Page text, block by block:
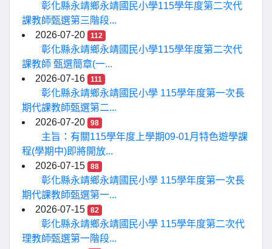
彰化縣永靖鄉永靖國民小學115學年度第二次代
課教師甄選第三階段...
2026-07-20
112
彰化縣永靖鄉永靖國民小學115學年度第二次代
課教師 甄選簡章(一...
2026-07-16
111
彰化縣永靖鄉永靖國民小學 115學年度第一次長
期代課教師甄選第二...
2026-07-20
98
主旨：有關115學年度上學期09-01月特色遊學課
程(學期中)即將開放...
2026-07-15
88
彰化縣永靖鄉永靖國民小學 115學年度第一次長
期代課教師甄選第一...
2026-07-15
82
彰化縣永靖鄉永靖國民小學 115學年度第二次代
理教師甄選第一階段...